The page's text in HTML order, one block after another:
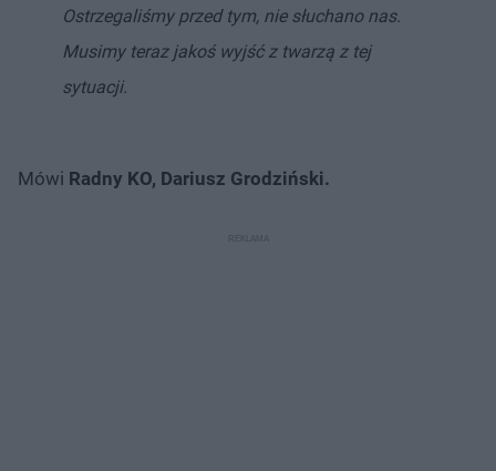
Ostrzegaliśmy przed tym, nie słuchano nas.
Musimy teraz jakoś wyjść z twarzą z tej
sytuacji.
Mówi Radny KO, Dariusz Grodziński.